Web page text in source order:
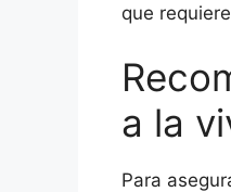
que
a la
Para